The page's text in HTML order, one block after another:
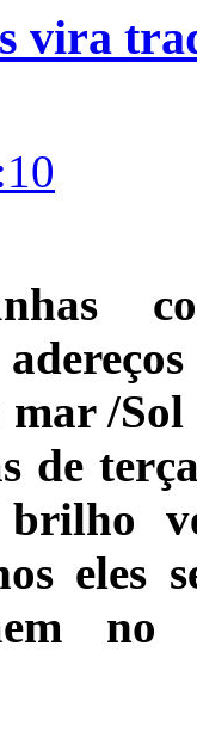
vira
/Sol
de
brilho
eles